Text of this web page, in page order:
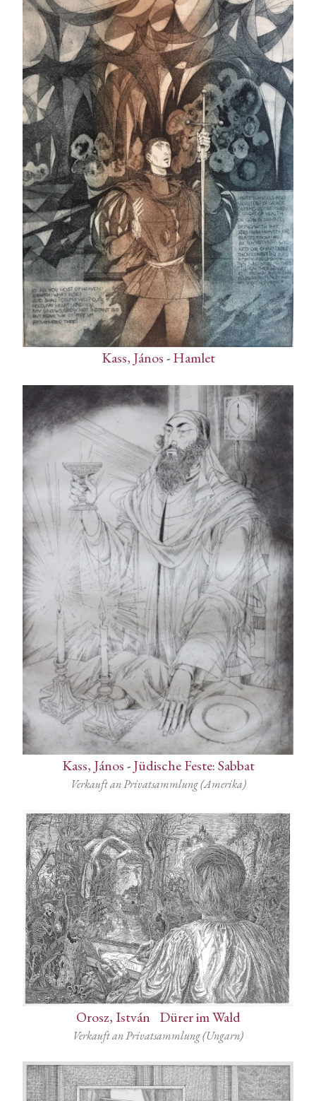
Kass, János-Hamlet
Kass, János-Jüdische Feste: Sabbat
Verkauft an Privatsammlung (Amerika)
Orosz, István Dürer im Wald
Verkauft an Privatsammlung (Ungarn)